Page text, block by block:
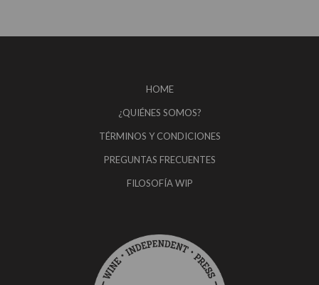
HOME
¿QUIÉNES SOMOS?
TÉRMINOS Y CONDICIONES
PREGUNTAS FRECUENTES
FILOSOFÍA WIP